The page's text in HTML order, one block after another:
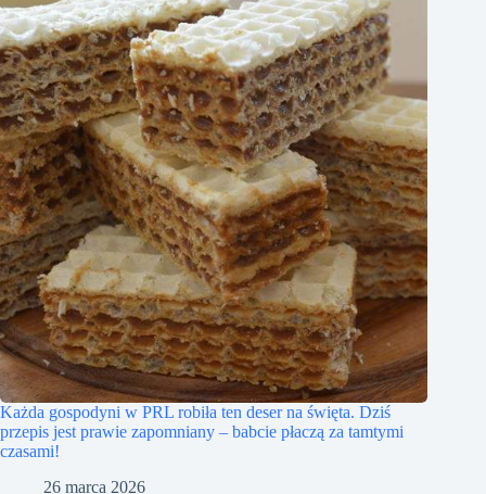
Każda gospodyni w PRL robiła ten deser na święta. Dziś
przepis jest prawie zapomniany – babcie płaczą za tamtymi
czasami!
26 marca 2026